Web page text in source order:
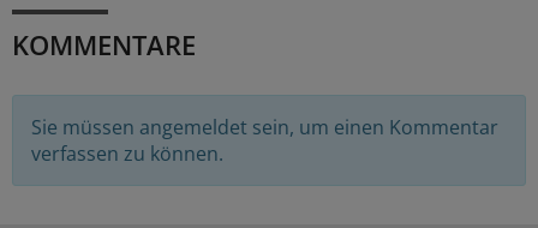
KOMMENTARE
Sie müssen angemeldet sein, um einen Kommentar
verfassen zu können.